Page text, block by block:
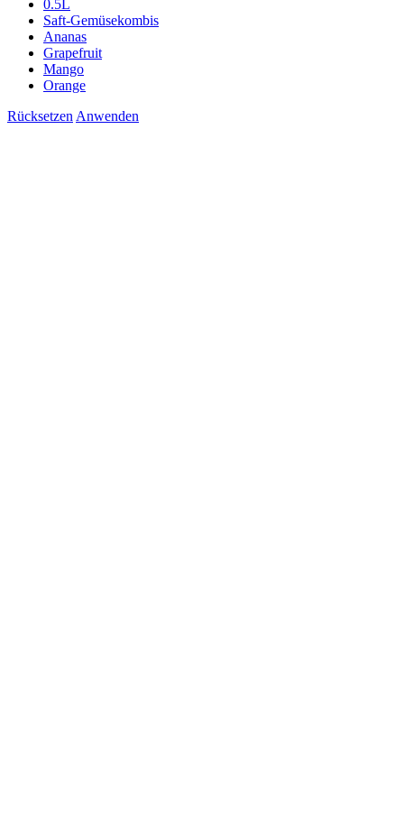
0.5L
Saft-Gemüsekombis
Ananas
Grapefruit
Mango
Orange
Rücksetzen Anwenden